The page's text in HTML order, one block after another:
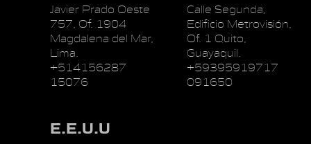
Javier Prado Oeste
757, Of. 1904
Magdalena del Mar,
Lima.
+514156287
15076
Calle Segunda,
Edificio Metrovisión,
Of. 1 Quito,
Guayaquil.
+59395919717
091650
E.E.U.U